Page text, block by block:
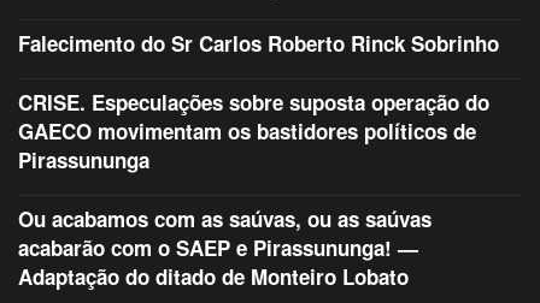
Falecimento do Sr Carlos Roberto Rinck Sobrinho
CRISE. Especulações sobre suposta operação do
GAECO movimentam os bastidores políticos de
Pirassununga
Ou acabamos com as saúvas, ou as saúvas
acabarão com o SAEP e Pirassununga! —
Adaptação do ditado de Monteiro Lobato